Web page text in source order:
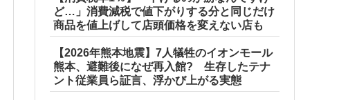
援金5000万円寄付
ど…」消費減税で値下がりする分と同じだけ
商品を値上げして店頭価格を変えない店も
【2026年熊本地震】7人犠牲のイオンモール
熊本、避難後になぜ再入館? 生存したテナ
ント従業員ら証言、浮かび上がる実態